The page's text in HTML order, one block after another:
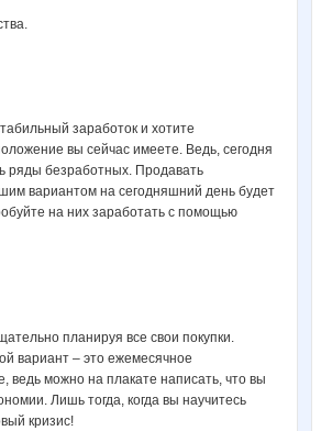
заработок и хотите
вы сейчас имеете. Ведь, сегодня
ряды безработных. Продавать
вариантом на сегодняшний день будет
на них заработать с помощью
планируя все свои покупки.
вариант – это ежемесячное
ведь можно на плакате написать, что вы
Лишь тогда, когда вы научитесь
кризис!